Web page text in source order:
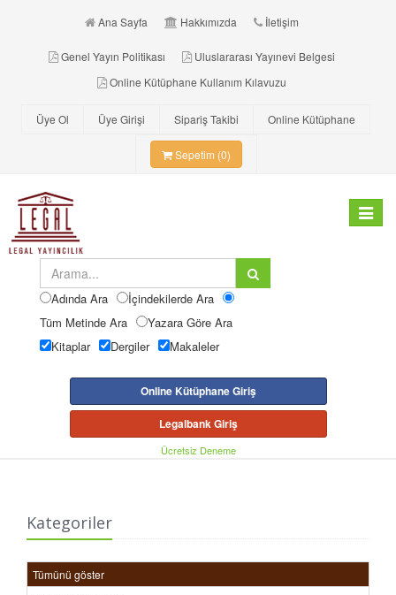
Ana Sayfa Hakkımızda İletişim
Genel Yayın Politikası
Uluslararası Yayınevi Belgesi
Online Kütüphane Kullanım Kılavuzu
Üye Ol Üye Girişi Sipariş Takibi Online Kütüphane
Sepetim (0)
Toggle
Adında Ara
İçindekilerde Ara
Tüm Metinde Ara
Yazara Göre Ara
Kitaplar
Dergiler Makaleler
Online Kütüphane Giriş
Legalbank Giriş
Ücretsiz Deneme
Kategoriler
Tümünü göster